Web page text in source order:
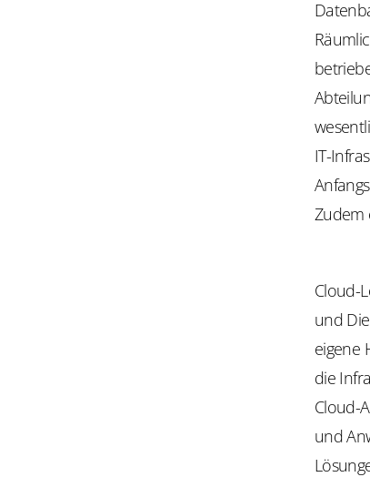
IT-
Zudem
Cloud-
und
eigene
die
Cloud-
und